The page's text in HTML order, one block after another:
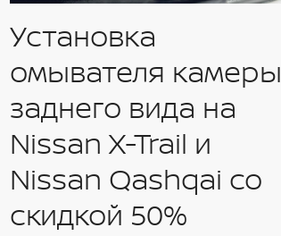
Установка
омывателя камеры
заднего вида на
Nissan X-Trail и
Nissan Qashqai со
скидкой 50%